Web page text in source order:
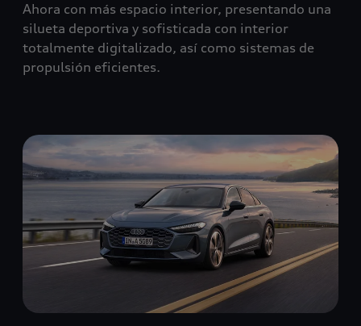
Ahora con más espacio interior, presentando una
silueta deportiva y sofisticada con interior
totalmente digitalizado, así como sistemas de
propulsión eficientes.